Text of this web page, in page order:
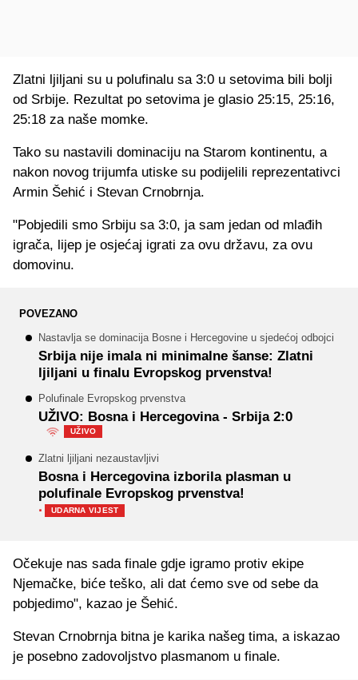
Zlatni ljiljani su u polufinalu sa 3:0 u setovima bili bolji
od Srbije. Rezultat po setovima je glasio 25:15, 25:16,
25:18 za naše momke.
Tako su nastavili dominaciju na Starom kontinentu, a
nakon novog trijumfa utiske su podijelili reprezentativci
Armin Šehić i Stevan Crnobrnja.
"Pobjedili smo Srbiju sa 3:0, ja sam jedan od mlađih
igrača, lijep je osjećaj igrati za ovu državu, za ovu
domovinu.
POVEZANO
Nastavlja se dominacija Bosne i Hercegovine u sjedećoj odbojci
Srbija nije imala ni minimalne šanse: Zlatni
ljiljani u finalu Evropskog prvenstva!
Polufinale Evropskog prvenstva
UŽIVO: Bosna i Hercegovina - Srbija 2:0
UŽIVO
Zlatni ljiljani nezaustavljivi
Bosna i Hercegovina izborila plasman u
polufinale Evropskog prvenstva!
· UDARNA VIJEST
Očekuje nas sada finale gdje igramo protiv ekipe
Njemačke, biće teško, ali dat ćemo sve od sebe da
pobjedimo", kazao je Šehić.
Stevan Crnobrnja bitna je karika našeg tima, a iskazao
je posebno zadovoljstvo plasmanom u finale.